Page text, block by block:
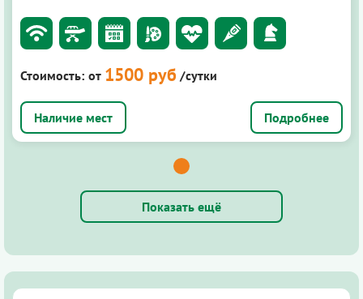
Стоимость: от 1500 руб /сутки
Подробнее
Показать ещё